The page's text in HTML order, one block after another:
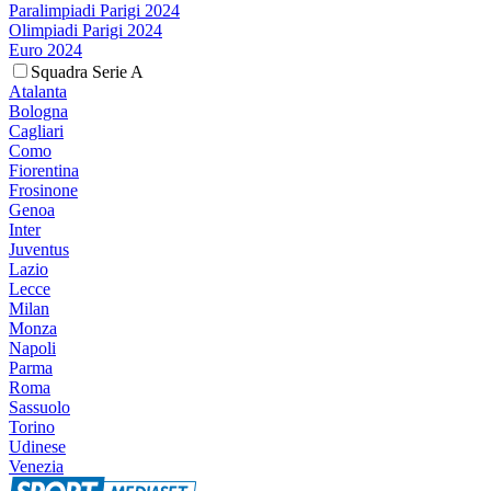
Paralimpiadi Parigi 2024
Olimpiadi Parigi 2024
Euro 2024
Squadra Serie A
Atalanta
Bologna
Cagliari
Como
Fiorentina
Frosinone
Genoa
Inter
Juventus
Lazio
Lecce
Milan
Monza
Napoli
Parma
Roma
Sassuolo
Torino
Udinese
Venezia